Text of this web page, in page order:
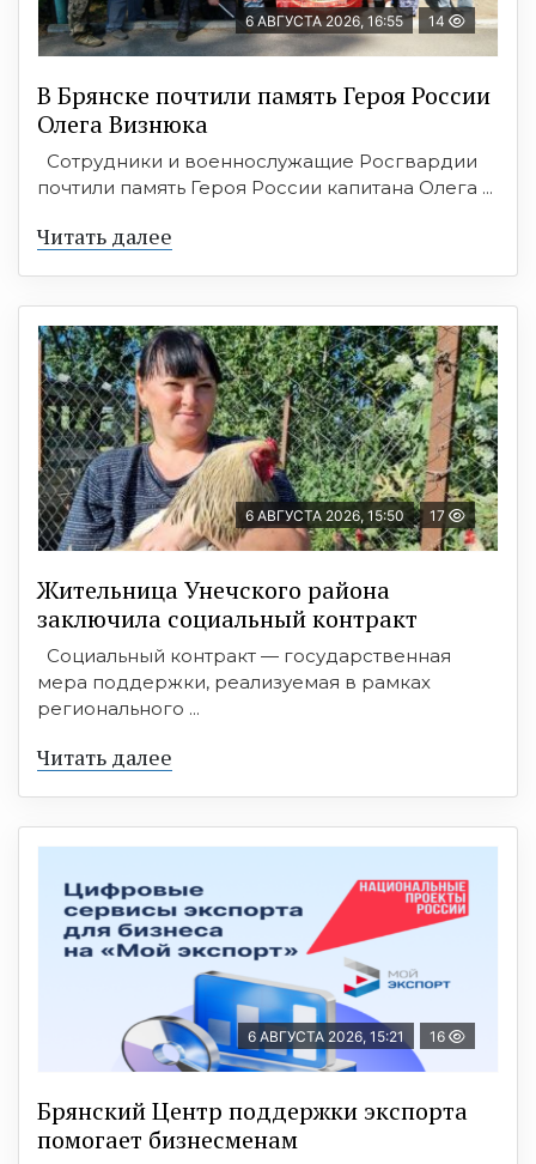
6 АВГУСТА 2026, 16:55 14
В Брянске почтили память Героя России
Олега Визнюка
Сотрудники и военнослужащие Росгвардии
почтили память Героя России капитана Олега ...
Читать далее
6 АВГУСТА 2026, 15:50 17
Жительница Унечского района
заключила социальный контракт
Социальный контракт — государственная
мера поддержки, реализуемая в рамках
регионального ...
Читать далее
6 АВГУСТА 2026, 15:21 16
Брянский Центр поддержки экспорта
помогает бизнесменам